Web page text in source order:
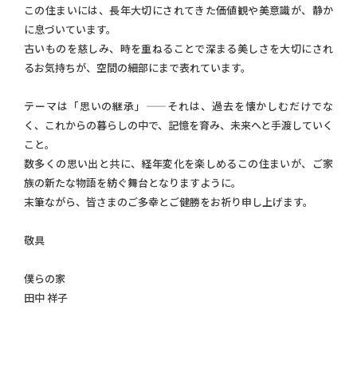
この住まいには、長年大切にされてきた価値観や美意識が、静か
に息づいています。
古いものを慈しみ、時を重ねることで深まる美しさを大切にされ
るお気持ちが、空間の細部にまで表れています。
テーマは「思いの継承」——それは、過去を懐かしむだけでな
く、これからの暮らしの中で、記憶を育み、未来へと手渡していく
こと。
数多くの思い出と共に、経年変化を楽しめるこの住まいが、ご家
族の新たな物語を紡ぐ舞台となりますように。
末筆ながら、皆さまのご多幸とご健勝をお祈り申し上げます。
敬具
僕らの家
田中 祥子